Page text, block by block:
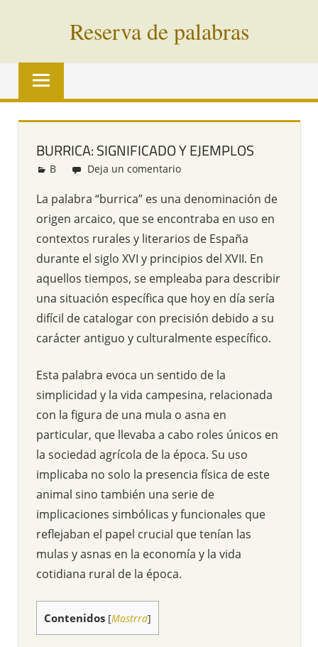
Reserva de palabras
Palabras
vías
todo
mundo
BURRICA: SIGNIFICADO Y EJEMPLOS
Redacción
B Deja un comentario
La palabra “burrica” es una denominación de
origen arcaico, que se encontraba en uso en
contextos rurales y literarios de España
durante el siglo XVI y principios del XVII. En
aquellos tiempos, se empleaba para describir
una situación específica que hoy en día sería
difícil de catalogar con precisión debido a su
carácter antiguo y culturalmente específico.
Esta palabra evoca un sentido de la
simplicidad y la vida campesina, relacionada
con la figura de una mula o asna en
particular, que llevaba a cabo roles únicos en
la sociedad agrícola de la época. Su uso
implicaba no solo la presencia física de este
animal sino también una serie de
implicaciones simbólicas y funcionales que
reflejaban el papel crucial que tenían las
mulas y asnas en la economía y la vida
cotidiana rural de la época.
Contenidos [Mostrra]